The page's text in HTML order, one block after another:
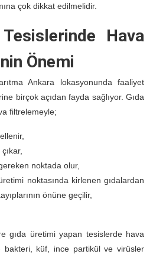
çok dikkat edilmelidir.
Hava
Önemi
Ankara lokasyonunda faaliyet
birçok açıdan fayda sağlıyor. Gıda
filtrelemeyle;
noktada olur,
noktasında kirlenen gıdalardan
önüne geçilir,
gıda üretimi yapan tesislerde hava
bakteri, küf, ince partikül ve virüsler